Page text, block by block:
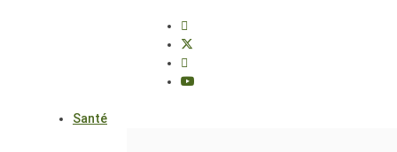
Santé